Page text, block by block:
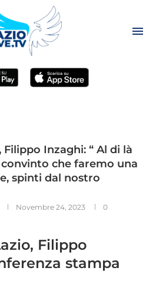
Inzaghi: “ Al di là
che faremo una
spinti dal nostro
Novembre 24, 2023
0
Filippo
stampa